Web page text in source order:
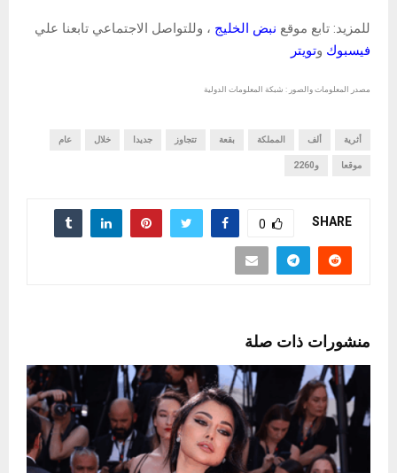
للمزيد: تابع موقع نبض الخليج ، وللتواصل الاجتماعي تابعنا علي
فيسبوك وتويتر
مصدر المعلومات والصور : شبكة المعلومات الدولية
أثرية ألف المملكة بقعة تتجاوز جديدا خلال عام
موقعا و2260
SHARE
0
منشورات ذات صلة